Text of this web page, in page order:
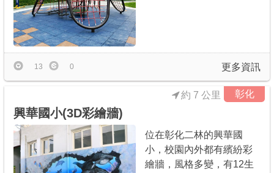
更多資訊
13 0
彰化
約 7 公里
興華國小(3D彩繪牆)
位在彰化二林的興華國
小，校園內外都有繽紛彩
繪牆，風格多變，有12生